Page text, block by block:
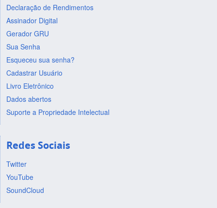
Declaração de Rendimentos
Assinador Digital
Gerador GRU
Sua Senha
Esqueceu sua senha?
Cadastrar Usuário
Livro Eletrônico
Dados abertos
Suporte a Propriedade Intelectual
Redes Sociais
Twitter
YouTube
SoundCloud